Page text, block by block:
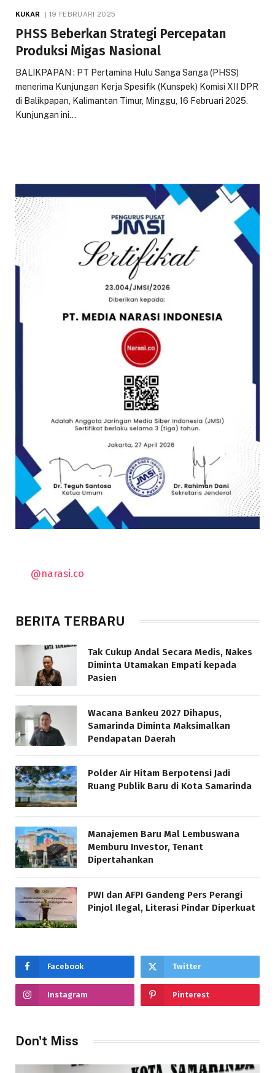
KUKAR 19 FEBRUARI 2025
PHSS Beberkan Strategi Percepatan
Produksi Migas Nasional
BALIKPAPAN : PT Pertamina Hulu Sanga Sanga (PHSS)
menerima Kunjungan Kerja Spesifik (Kunspek) Komisi XII DPR
di Balikpapan, Kalimantan Timur, Minggu, 16 Februari 2025.
Kunjungan ini…
@narasi.co
BERITA TERBARU
Tak Cukup Andal Secara Medis, Nakes
Diminta Utamakan Empati kepada
Pasien
Wacana Bankeu 2027 Dihapus,
Samarinda Diminta Maksimalkan
Pendapatan Daerah
Polder Air Hitam Berpotensi Jadi
Ruang Publik Baru di Kota Samarinda
Manajemen Baru Mal Lembuswana
Memburu Investor, Tenant
Dipertahankan
PWI dan AFPI Gandeng Pers Perangi
Pinjol Ilegal, Literasi Pindar Diperkuat
Facebook Twitter
Instagram Pinterest
Don't Miss